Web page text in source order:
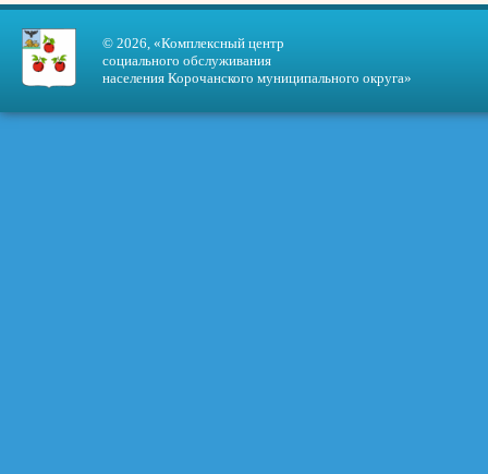
© 2026, «Комплексный центр
социального обслуживания
населения Корочанского муниципального округа»